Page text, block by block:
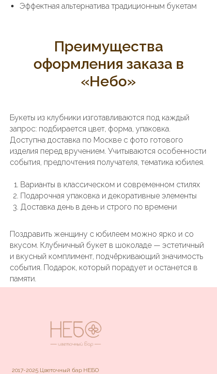
Эффектная альтернатива традиционным букетам
Преимущества
оформления заказа в
«Небо»
Букеты из клубники изготавливаются под каждый
запрос: подбирается цвет, форма, упаковка.
Доступна доставка по Москве с фото готового
изделия перед вручением. Учитываются особенности
события, предпочтения получателя, тематика юбилея.
Варианты в классическом и современном стилях
Подарочная упаковка и декоративные элементы
Доставка день в день и строго по времени
Поздравить женщину с юбилеем можно ярко и со
вкусом. Клубничный букет в шоколаде — эстетичный
и вкусный комплимент, подчёркивающий значимость
события. Подарок, который порадует и останется в
памяти.
2017-2025 Цветочный бар НЕБО